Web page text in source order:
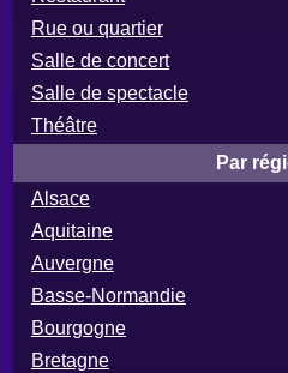
Rue ou quartier
Salle de concert
Salle de spectacle
Théâtre
Par
Alsace
Aquitaine
Auvergne
Basse-Normandie
Bourgogne
Bretagne